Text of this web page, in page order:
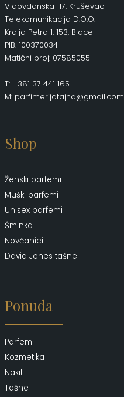
Vidovdanska 117, Kruševac
Telekomunikacija D.O.O.
Kralja Petra 1. 153, Blace
PIB: 100370034
Matični broj: 07585055
T: +381 37 441 165
M: parfimerijatajna@gmail.com
Shop
Ženski parfemi
Muški parfemi
Unisex parfemi
Šminka
Novčanici
David Jones tašne
Ponuda
Parfemi
Kozmetika
Nakit
Tašne